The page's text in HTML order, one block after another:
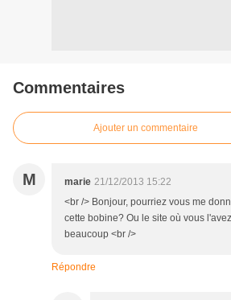
Commentaires
Ajouter un commentaire
M marie 21/12/2013 15:22
<br /> Bonjour, pourriez vous me
cette bobine? Ou le site où vous
beaucoup <br />
Répondre